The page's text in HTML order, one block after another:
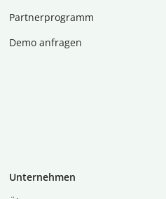
Partnerprogramm
Demo anfragen
Unternehmen